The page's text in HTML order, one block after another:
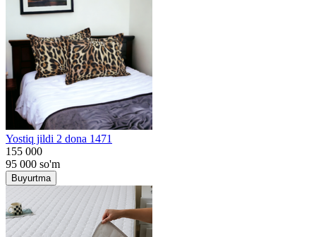
Yostiq jildi 2 dona 1471
155 000
95 000 so'm
Buyurtma